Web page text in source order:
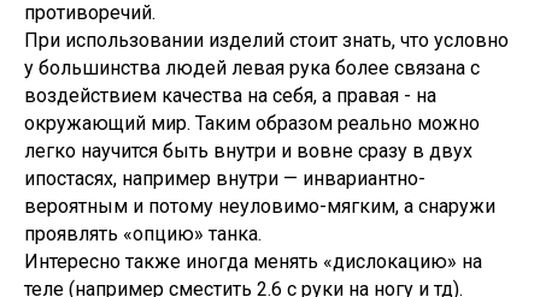
противоречий.
При использовании изделий стоит знать, что условно
у большинства людей левая рука более связана с
воздействием качества на себя, а правая - на
окружающий мир. Таким образом реально можно
легко научится быть внутри и вовне сразу в двух
ипостасях, например внутри — инвариантно-
вероятным и потому неуловимо-мягким, а снаружи
проявлять «опцию» танка.
Интересно также иногда менять «дислокацию» на
теле (например сместить 2.6 с руки на ногу и тд).